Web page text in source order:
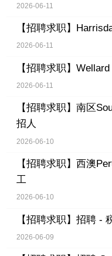
2026-06-11
【招聘求职】
2026-06-11
【招聘求职】
2026-06-11
【招聘求职】 南区
招人
2026-06-10
【招聘求职】 西澳
工
2026-06-10
【招聘求职】 招聘 -
2026-06-09